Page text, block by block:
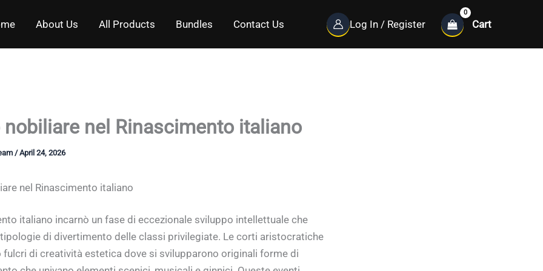
About Us All Products Bundles Contact Us Log In / Register Cart
nobiliare nel Rinascimento italiano
/April 24, 2026
nel Rinascimento italiano
italiano incarnò un fase di eccezionale sviluppo intellettuale che
di divertimento delle classi privilegiate. Le corti aristocratiche
fulcri di creatività estetica dove si svilupparono originali forme di